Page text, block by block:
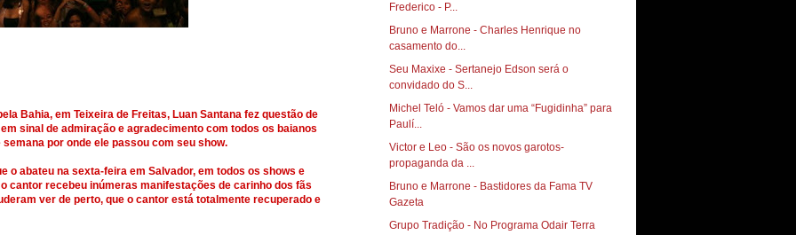
Bahia, em Teixeira de Freitas, Luan Santana fez questão de
sinal de admiração e agradecimento com todos os baianos
por onde ele passou com seu show.
o abateu na sexta-feira em Salvador, em todos os shows e
cantor recebeu inúmeras manifestações de carinho dos fãs
ver de perto, que o cantor está totalmente recuperado e
Frederico - P...
Bruno e Marrone - Charles Henrique no
casamento do...
Seu Maxixe - Sertanejo Edson será o
convidado do S...
Michel Teló - Vamos dar uma “Fugidinha” para
Paulí...
Victor e Leo - São os novos garotos-
propaganda da ...
Bruno e Marrone - Bastidores da Fama TV
Gazeta
Grupo Tradição - No Programa Odair Terra